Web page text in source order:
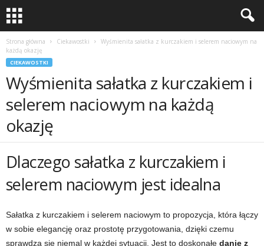
Strona główna Ciekawostki
Wyśmienita sałatka z kurczakiem i selerem naciowym na
każdą okazję
CIEKAWOSTKI
Wyśmienita sałatka z kurczakiem i
selerem naciowym na każdą
okazję
Dlaczego sałatka z kurczakiem i
selerem naciowym jest idealna
Sałatka z kurczakiem i selerem naciowym to propozycja, która łączy
w sobie elegancję oraz prostotę przygotowania, dzięki czemu
sprawdza się niemal w każdej sytuacji. Jest to doskonałe danie z